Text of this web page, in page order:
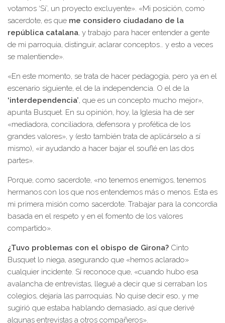
votamos ‘Sí’, un proyecto excluyente». «Mi posición, como
sacerdote, es que me considero ciudadano de la
república catalana, y trabajo para hacer entender a gente
de mi parroquia, distinguir, aclarar conceptos… y esto a veces
se malentiende».
«En este momento, se trata de hacer pedagogía, pero ya en el
escenario siguiente, el de la independencia. O el de la
‘interdependencia’, que es un concepto mucho mejor»,
apunta Busquet. En su opinión, hoy, la Iglesia ha de ser
«mediadora, conciliadora, defensora y profética de los
grandes valores», y (esto también trata de aplicárselo a sí
mismo), «ir ayudando a hacer bajar el souflé en las dos
partes».
Porque, como sacerdote, «no tenemos enemigos, tenemos
hermanos con los que nos entendemos más o menos. Esta es
mi primera misión como sacerdote. Trabajar para la concordia
basada en el respeto y en el fomento de los valores
compartido».
¿Tuvo problemas con el obispo de Girona? Cinto
Busquet lo niega, asegurando que «hemos aclarado»
cualquier incidente. Sí reconoce que, «cuando hubo esa
avalancha de entrevistas, llegué a decir que si cerraban los
colegios, dejaría las parroquias. No quise decir eso, y me
sugirió que estaba hablando demasiado, así que derivé
algunas entrevistas a otros compañeros».